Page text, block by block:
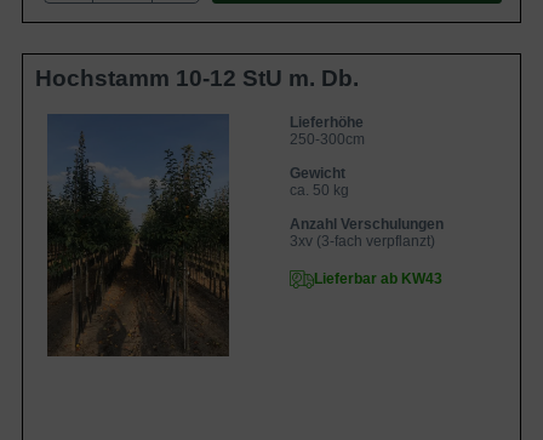
Hochstamm 10-12 StU m. Db.
Lieferhöhe
250-300cm
Gewicht
ca. 50 kg
Anzahl Verschulungen
3xv (3-fach verpflanzt)
Lieferbar ab KW43